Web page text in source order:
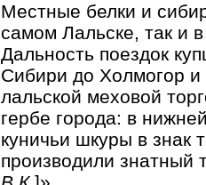
Местные белки и
самом Лальске, так и
Дальность поездок
Сибири до Холмогор
лальской меховой
гербе города: в
куничьи шкуры в знак
производили знатный